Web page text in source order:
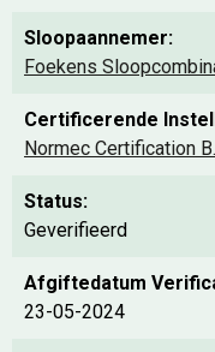
Sloopaannemer:
Foekens
Certificerende
Normec Certification
Status:
Geverifieerd
Afgiftedatum
23-05-2024